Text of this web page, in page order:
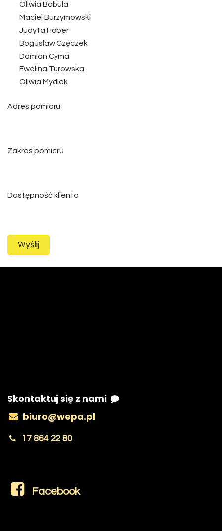
Oliwia Babula
Maciej Burzymowski
Judyta Haber
Bogusław Częczek
Damian Cyma
Ewelina Turowska
Oliwia Mydlak
Adres pomiaru
Zakres pomiaru
Dostępność klienta
Wyślij
Skontaktuj się z nami
biuro@wepa.pl
17 864 22 80
Facebook